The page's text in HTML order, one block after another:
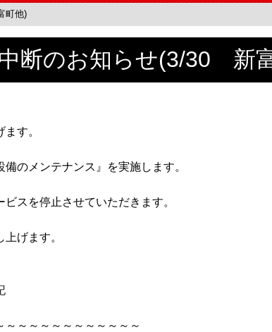
町他)
断のお知らせ(3/30 新
す。
のメンテナンス』を実施します。
スを停止させていただきます。
げます。
～～～～～～～～～～～